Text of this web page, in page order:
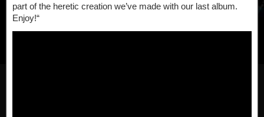
part of the heretic creation we’ve made with our last album.
Enjoy!“